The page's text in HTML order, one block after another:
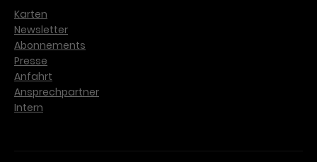
Karten
Newsletter
Abonnements
Presse
Anfahrt
Ansprechpartner
Intern